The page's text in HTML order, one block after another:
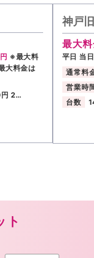
※最大料
大料金は
2…
神戸
最大
平日 当
通常料
営業時
台数
ト